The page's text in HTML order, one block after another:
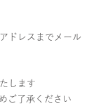
ドレスまでメール
します
ご了承ください